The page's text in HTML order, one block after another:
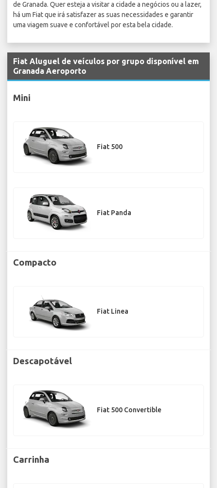
de Granada. Quer esteja a visitar a cidade a negócios ou a lazer,
há um Fiat que irá satisfazer as suas necessidades e garantir
uma viagem suave e confortável por esta bela cidade.
Fiat Aluguel de veículos por grupo disponível em
Granada Aeroporto
Mini
Fiat 500
Fiat Panda
Compacto
Fiat Linea
Descapotável
Fiat 500 Convertible
Carrinha